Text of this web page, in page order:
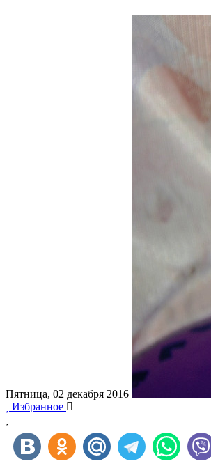
Пятница, 02 декабря 2016
Избранное